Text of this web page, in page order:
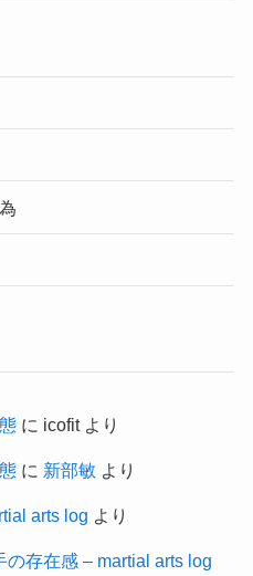
に icofitより
に 新部敏 より
arts log より
の存在感 – martial arts log